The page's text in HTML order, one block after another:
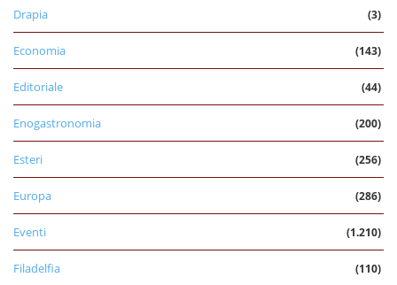
Drapia (3)
Economia (143)
Editoriale (44)
Enogastronomia (200)
Esteri (256)
Europa (286)
Eventi (1.210)
Filadelfia (110)